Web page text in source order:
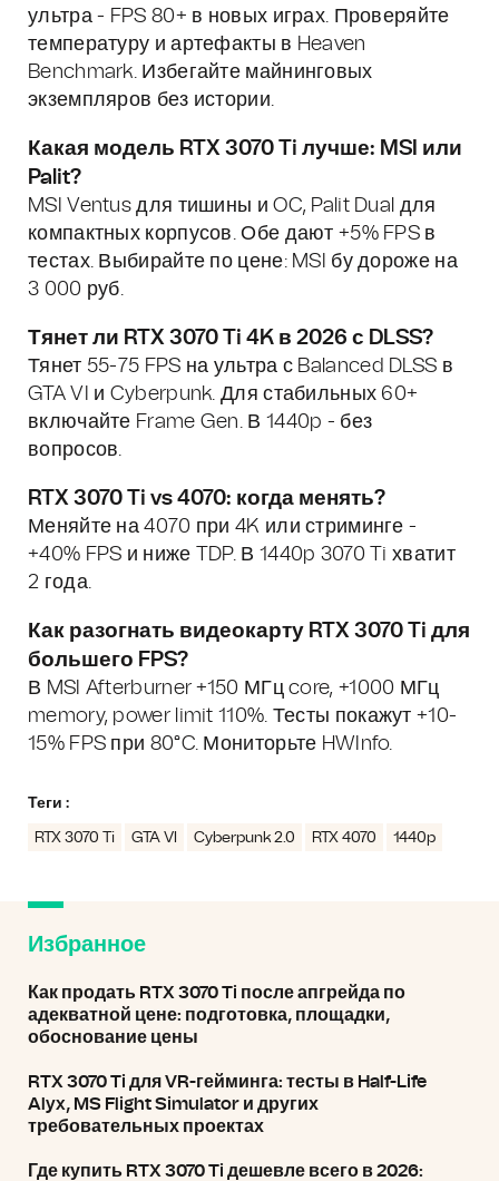
ультра - FPS 80+ в новых играх. Проверяйте
температуру и артефакты в Heaven
Benchmark. Избегайте майнинговых
экземпляров без истории.
Какая модель RTX 3070 Ti лучше: MSI или
Palit?
MSI Ventus для тишины и OC, Palit Dual для
компактных корпусов. Обе дают +5% FPS в
тестах. Выбирайте по цене: MSI бу дороже на
3 000 руб.
Тянет ли RTX 3070 Ti 4K в 2026 с DLSS?
Тянет 55-75 FPS на ультра с Balanced DLSS в
GTA VI и Cyberpunk. Для стабильных 60+
включайте Frame Gen. В 1440p - без
вопросов.
RTX 3070 Ti vs 4070: когда менять?
Меняйте на 4070 при 4K или стриминге -
+40% FPS и ниже TDP. В 1440p 3070 Ti хватит
2 года.
Как разогнать видеокарту RTX 3070 Ti для
большего FPS?
В MSI Afterburner +150 МГц core, +1000 МГц
memory, power limit 110%. Тесты покажут +10-
15% FPS при 80°C. Мониторьте HWInfo.
Теги :
RTX 3070 Ti GTA VI Cyberpunk 2.0 RTX 4070 1440p
Избранное
Как продать RTX 3070 Ti после апгрейда по
адекватной цене: подготовка, площадки,
обоснование цены
RTX 3070 Ti для VR-гейминга: тесты в Half-Life
Alyx, MS Flight Simulator и других
требовательных проектах
Где купить RTX 3070 Ti дешевле всего в 2026: